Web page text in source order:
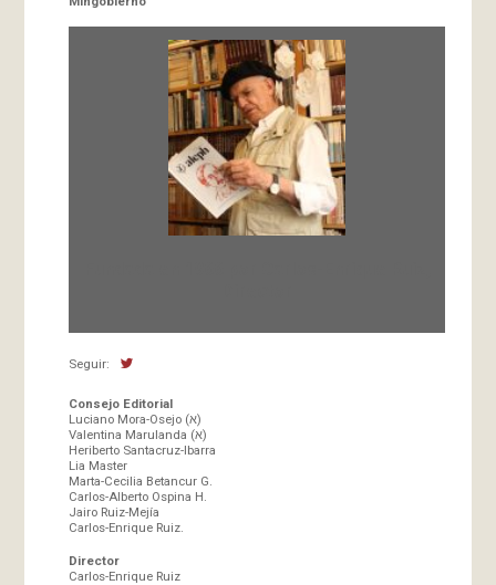
Seguir:
Consejo Editorial
Luciano Mora-Osejo (א)
Valentina Marulanda (א)
Heriberto Santacruz-Ibarra
Lia Master
Marta-Cecilia Betancur G.
Carlos-Alberto Ospina H.
Jairo Ruiz-Mejía
Carlos-Enrique Ruiz.
Director
Carlos-Enrique Ruiz